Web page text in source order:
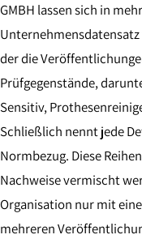
GMBH lassen sich in
der die
Prüfgegenstände,
Sensitiv,
Schließlich nennt jede
Normbezug. Diese
Nachweise vermischt
Organisation nur mit
mehreren